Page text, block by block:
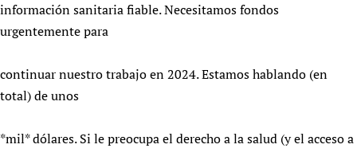
información sanitaria fiable. Necesitamos fondos
urgentemente para
continuar nuestro trabajo en 2024. Estamos hablando (en
total) de unos
*mil* dólares. Si le preocupa el derecho a la salud (y el acceso a